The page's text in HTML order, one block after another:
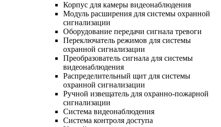
Корпус для камеры видеонаблюдения
Модуль расширения для системы охранной
сигнализации
Оборудование передачи сигнала тревоги
Переключатель режимов для системы
охранной сигнализации
Преобразователь сигнала для системы
видеонаблюдения
Распределительный щит для системы
охранной сигнализации
Ручной извещатель для охранно-пожарной
сигнализации
Система видеонаблюдения
Система контроля доступа